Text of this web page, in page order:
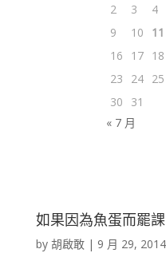
2
3 4
9
10 11
16
17 18
23
24 25
30
31
« 7 月
如果因為魚蛋而罷
by 胡啟敢| 9 月 29, 2014